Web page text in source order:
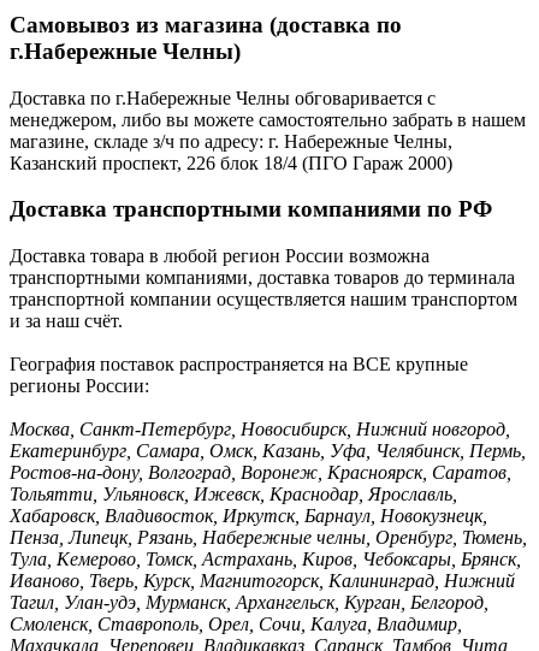
Самовывоз из магазина (доставка по
г.Набережные Челны)
Доставка по г.Набережные Челны обговаривается с
менеджером, либо вы можете самостоятельно забрать в нашем
магазине, складе з/ч по адресу: г. Набережные Челны,
Казанский проспект, 226 блок 18/4 (ПГО Гараж 2000)
Доставка транспортными компаниями по РФ
Доставка товара в любой регион России возможна
транспортными компаниями, доставка товаров до терминала
транспортной компании осуществляется нашим транспортом
и за наш счёт.
География поставок распространяется на ВСЕ крупные
регионы России:
Москва, Санкт-Петербург, Новосибирск, Нижний новгород,
Екатеринбург, Самара, Омск, Казань, Уфа, Челябинск, Пермь,
Ростов-на-дону, Волгоград, Воронеж, Красноярск, Саратов,
Тольятти, Ульяновск, Ижевск, Краснодар, Ярославль,
Хабаровск, Владивосток, Иркутск, Барнаул, Новокузнецк,
Пенза, Липецк, Рязань, Набережные челны, Оренбург, Тюмень,
Тула, Кемерово, Томск, Астрахань, Киров, Чебоксары, Брянск,
Иваново, Тверь, Курск, Магнитогорск, Калининград, Нижний
Тагил, Улан-удэ, Мурманск, Архангельск, Курган, Белгород,
Смоленск, Ставрополь, Орел, Сочи, Калуга, Владимир,
Махачкала, Череповец, Владикавказ, Саранск, Тамбов, Чита